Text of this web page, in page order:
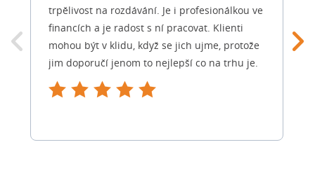
trpělivost na rozdávání. Je i profesionálkou ve
financích a je radost s ní pracovat. Klienti
mohou být v klidu, když se jich ujme, protože
jim doporučí jenom to nejlepší co na trhu je.